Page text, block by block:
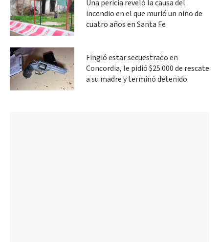
Una pericia reveló la causa del
incendio en el que murió un niño de
cuatro años en Santa Fe
Fingió estar secuestrado en
Concordia, le pidió $25.000 de rescate
a su madre y terminó detenido